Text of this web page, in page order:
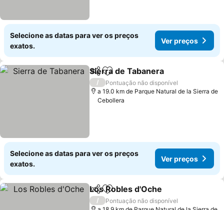
Selecione as datas para ver os preços
exatos.
Ver preços
PartilharAdicionar aos favoritos
Sierra de Tabanera
/
Pontuação não disponível
a 19.0 km de Parque Natural de la Sierra de
Cebollera
Selecione as datas para ver os preços
exatos.
Ver preços
PartilharAdicionar aos favoritos
Los Robles d'Oche
/
Pontuação não disponível